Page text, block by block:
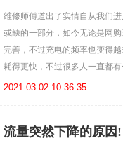
维修师傅道出了实情自从我们
或缺的一部分，如今无论是网
完善，不过充电的频率也变得
耗得更快，不过很多人一直都有
2021-03-02 10:36:35
流量突然下降的原因!